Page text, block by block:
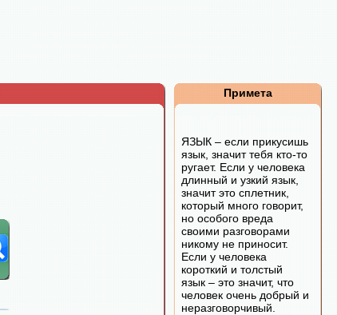
Примета
ЯЗЫК – если прикусишь
язык, значит тебя кто-то
ругает. Если у человека
длинный и узкий язык,
значит это сплетник,
который много говорит,
но особого вреда
своими разговорами
никому не приносит.
Если у человека
короткий и толстый
язык – это значит, что
человек очень добрый и
неразговорчивый.